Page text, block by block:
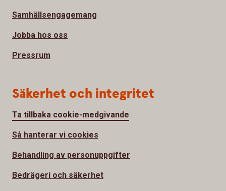
Samhällsengagemang
Jobba hos oss
Pressrum
Säkerhet och integritet
Ta tillbaka cookie-medgivande
Så hanterar vi cookies
Behandling av personuppgifter
Bedrägeri och säkerhet